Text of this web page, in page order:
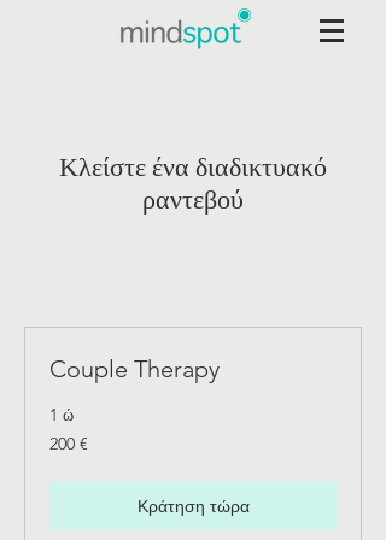
Κλείστε ένα διαδικτυακό
ραντεβού
Couple Therapy
1 ώ
200
ευρώ
200 €
Κράτηση τώρα